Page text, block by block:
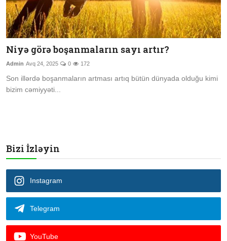
Niyə görə boşanmaların sayı artır?
Admin Avq 24, 2025 0 172
Son illərdə boşanmaların artması artıq bütün dünyada olduğu kimi
bizim cəmiyyəti...
Bizi İzləyin
Instagram
Telegram
YouTube